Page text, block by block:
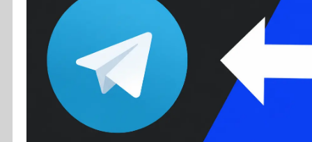
Colunas
Colaboradores